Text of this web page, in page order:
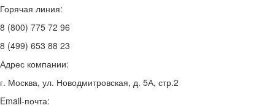
Горячая линия:
8 (800) 775 72 96
8 (499) 653 88 23
Адрес компании:
г. Москва, ул. Новодмитровская, д. 5А, стр.2
Email-почта: